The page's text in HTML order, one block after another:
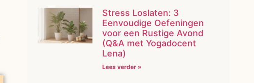
Stress Loslaten: 3
Eenvoudige Oefeningen
voor een Rustige Avond
(Q&A met Yogadocent
Lena)
Lees verder »